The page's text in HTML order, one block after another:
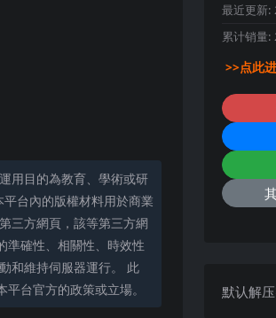
用目的為教育、學術或研
台內的版權材料用於商業
三方網頁，該等第三方網
準確性、相關性、時效性
和維持伺服器運行。 此
台官方的政策或立場。
最近更新:
累计销量:
>>点此
默认解压